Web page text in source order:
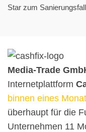
Star zum Sanierungsfall
Media-Trade
Internetplattform
binnen eines
überhaupt für die
Unternehmen 11